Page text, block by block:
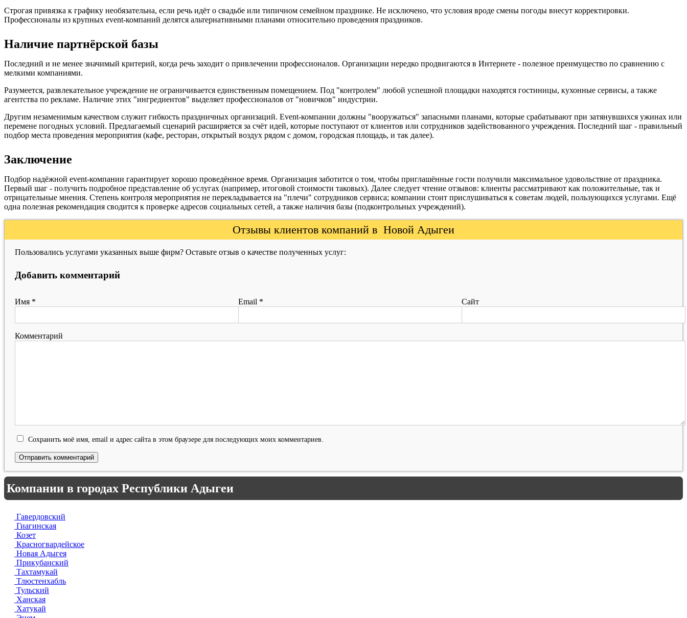
Строгая привязка к графику необязательна, если речь идёт о свадьбе или типичном семейном празднике. Не исключено, что условия вроде смены погоды внесут корректировки.
Профессионалы из крупных event-компаний делятся альтернативными планами относительно проведения праздников.
Наличие партнёрской базы
Последний и не менее значимый критерий, когда речь заходит о привлечении профессионалов. Организации нередко продвигаются в Интернете - полезное преимущество по сравнению с
мелкими компаниями.
Разумеется, развлекательное учреждение не ограничивается единственным помещением. Под "контролем" любой успешной площадки находятся гостиницы, кухонные сервисы, а также
агентства по рекламе. Наличие этих "ингредиентов" выделяет профессионалов от "новичков" индустрии.
Другим незаменимым качеством служит гибкость праздничных организаций. Event-компании должны "вооружаться" запасными планами, которые срабатывают при затянувшихся ужинах или
перемене погодных условий. Предлагаемый сценарий расширяется за счёт идей, которые поступают от клиентов или сотрудников задействованного учреждения. Последний шаг - правильный
подбор места проведения мероприятия (кафе, ресторан, открытый воздух рядом с домом, городская площадь, и так далее).
Заключение
Подбор надёжной event-компании гарантирует хорошо проведённое время. Организация заботится о том, чтобы приглашённые гости получили максимальное удовольствие от праздника.
Первый шаг - получить подробное представление об услугах (например, итоговой стоимости таковых). Далее следует чтение отзывов: клиенты рассматривают как положительные, так и
отрицательные мнения. Степень контроля мероприятия не перекладывается на "плечи" сотрудников сервиса; компании стоит прислушиваться к советам людей, пользующихся услугами. Ещё
одна полезная рекомендация сводится к проверке адресов социальных сетей, а также наличия базы (подконтрольных учреждений).
Отзывы клиентов компаний в Новой Адыгеи
Пользовались услугами указанных выше фирм? Оставьте отзыв о качестве полученных услуг:
Добавить комментарий
Имя * Email * Сайт
Комментарий
Сохранить моё имя, email и адрес сайта в этом браузере для последующих моих комментариев.
Компании в городах Республики Адыгеи
Гавердовский
Гиагинская
Козет
Красногвардейское
Новая Адыгея
Прикубанский
Тахтамукай
Тлюстенхабль
Тульский
Ханская
Хатукай